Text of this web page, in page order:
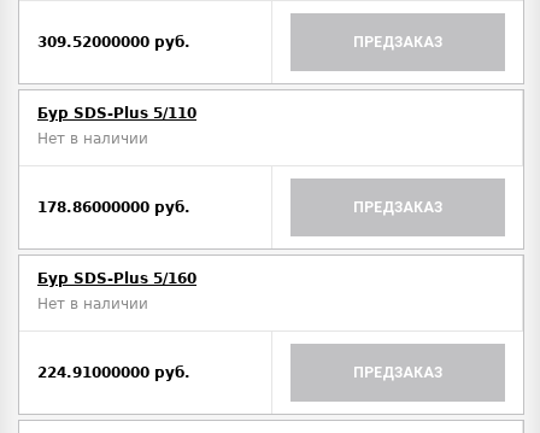
309.52000000 руб. ПРЕДЗАКАЗ
Бур SDS-Plus 5/110
Нет в наличии
178.86000000 руб. ПРЕДЗАКАЗ
Бур SDS-Plus 5/160
Нет в наличии
224.91000000 руб. ПРЕДЗАКАЗ